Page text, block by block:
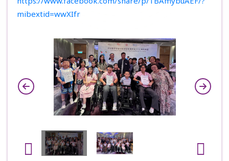
mibextid=wwXIfr